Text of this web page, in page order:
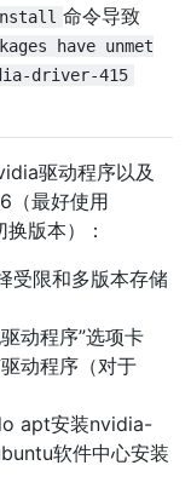
命令导致
have unmet
driver-415
驱动程序以及
最好使用
版本）：
受限和多版本存储
动程序”选项卡
动程序（对于
apt安装nvidia-
软件中心安装